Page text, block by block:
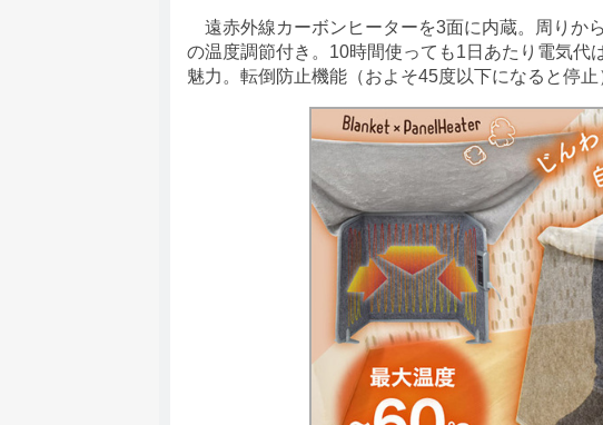
遠赤外線カーボンヒーターを3面に内蔵。周りか
の温度調節付き。10時間使っても1日あたり電気代
魅力。転倒防止機能（およそ45度以下になると停